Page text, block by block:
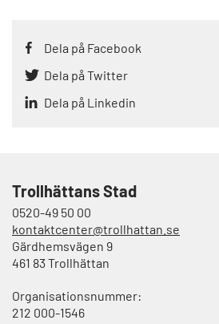
Dela på Facebook
Dela på Twitter
Dela på Linkedin
Trollhättans Stad
0520-49 50 00
kontaktcenter@trollhattan.se
Gärdhemsvägen 9
461 83 Trollhättan
Organisationsnummer:
212 000-1546